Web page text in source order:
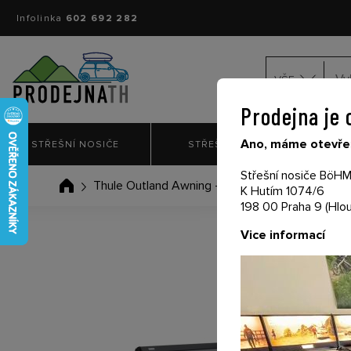
Infolinka 602 692 282
VŠE
STŘEŠNÍ NOSIČE STŘEŠNÍ BOXY
Thule Outland Awning - rolovací boxová
Prodejna je
Ano, máme
Střešní nosiče
K Hutím 1074/6
198 00 Praha 9
Vice informací